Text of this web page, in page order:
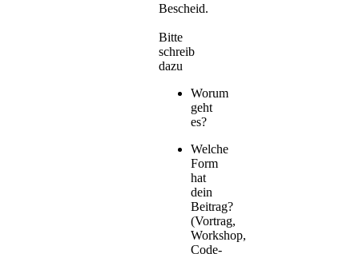
Bescheid.
Bitte
schreib
dazu
Worum
geht
es?
Welche
Form
hat
dein
Beitrag?
(Vortrag,
Workshop,
Code-